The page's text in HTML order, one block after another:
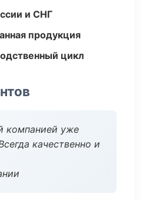
и СНГ
продукция
цикл
компанией уже
качественно и